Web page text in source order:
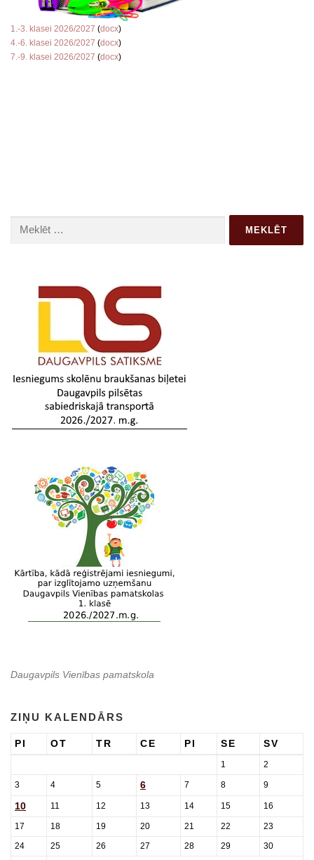
1.-3. klasei 2026/2027 (docx)
4.-6. klasei 2026/2027 (docx)
7.-9. klasei 2026/2027 (docx)
Daugavpils Vienības pamatskola
ZIŅU KALENDĀRS
PI OT TR CE PI SE SV
1 2
3 4 5 6 7 8 9
10 11 12 13 14 15 16
17 18 19 20 21 22
23
24
25 26 27 28 29
30